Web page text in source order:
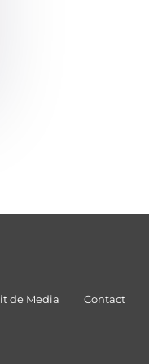
de Media Contact